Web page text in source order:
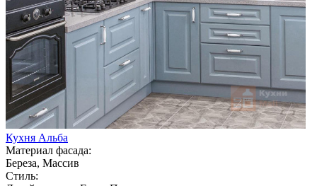
Кухня Альба
Материал фасада:
Береза, Массив
Стиль: